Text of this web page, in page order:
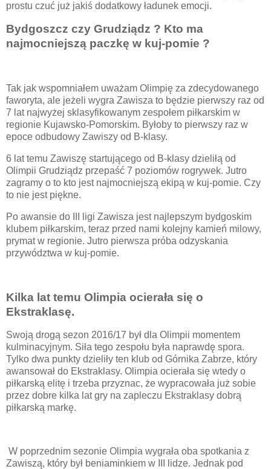
prostu czuć już jakiś dodatkowy ładunek emocji.
Bydgoszcz czy Grudziądz ? Kto ma
najmocniejszą paczkę w kuj-pomie ?
Tak jak wspomniałem uważam Olimpię za zdecydowanego
faworyta, ale jeżeli wygra Zawisza to będzie pierwszy raz od
7 lat najwyżej sklasyfikowanym zespołem piłkarskim w
regionie Kujawsko-Pomorskim. Byłoby to pierwszy raz w
epoce odbudowy Zawiszy od B-klasy.
6 lat temu Zawiszę startującego od B-klasy dzieliłą od
Olimpii Grudziądz przepaść 7 poziomów rogrywek. Jutro
zagramy o to kto jest najmocniejszą ekipą w kuj-pomie. Czy
to nie jest piękne.
Po awansie do III ligi Zawisza jest najlepszym bydgoskim
klubem piłkarskim, teraz przed nami kolejny kamień milowy,
prymat w regionie. Jutro pierwsza próba odzyskania
przywództwa w kuj-pomie.
Kilka lat temu Olimpia ocierała się o
Ekstraklasę.
Swoją drogą sezon 2016/17 był dla Olimpii momentem
kulminacyjnym. Siła tego zespołu była naprawdę spora.
Tylko dwa punkty dzieliły ten klub od Górnika Zabrze, który
awansował do Ekstraklasy. Olimpia ocierała się wtedy o
piłkarską elitę i trzeba przyznac, że wypracowała już sobie
przez dobre kilka lat gry na zapleczu Ekstraklasy dobrą
piłkarską markę.
W poprzednim sezonie Olimpia wygrała oba spotkania z
Zawiszą, który był beniaminkiem w III lidze. Jednak pod